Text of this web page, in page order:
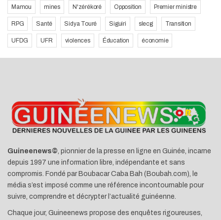
Mamou mines N'zérékoré Opposition Premier ministre
RPG Santé Sidya Touré Siguiri slecg Transition
UFDG UFR violences Éducation économie
Guineenews©, pionnier de la presse en ligne en Guinée, incarne
depuis 1997 une information libre, indépendante et sans
compromis. Fondé par Boubacar Caba Bah (Boubah.com), le
média s’est imposé comme une référence incontournable pour
suivre, comprendre et décrypter l’actualité guinéenne.
Chaque jour, Guineenews propose des enquêtes rigoureuses,